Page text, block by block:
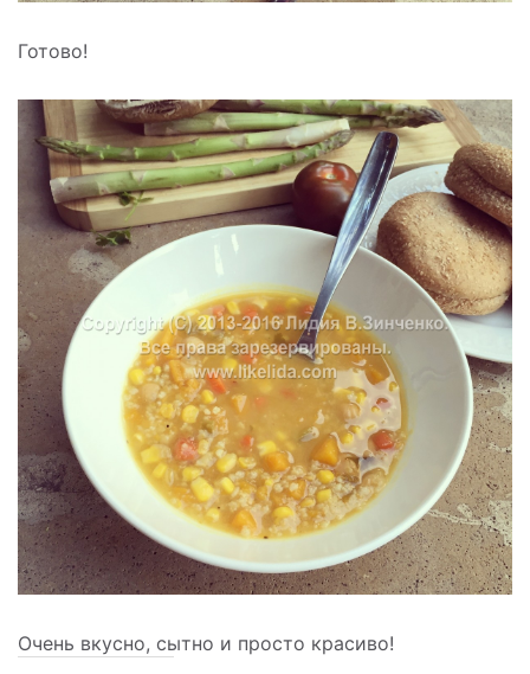
Готово!
Очень вкусно, сытно и просто красиво!